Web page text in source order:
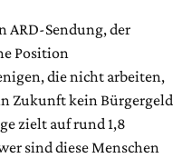
ARD-Sendung, der
Position
die nicht arbeiten,
Zukunft kein Bürgergeld
zielt auf rund 1,8
sind diese Menschen